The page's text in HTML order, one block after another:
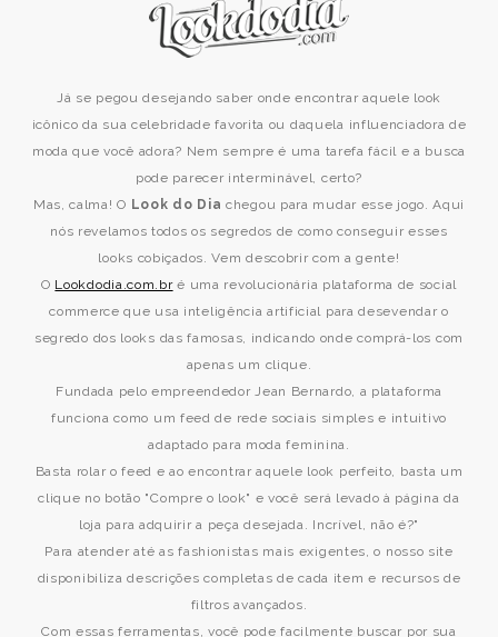
Já se pegou desejando saber onde encontrar aquele look
icônico da sua celebridade favorita ou daquela influenciadora de
moda que você adora? Nem sempre é uma tarefa fácil e a busca
pode parecer interminável, certo?
Mas, calma! O Look do Dia chegou para mudar esse jogo. Aqui
nós revelamos todos os segredos de como conseguir esses
looks cobiçados. Vem descobrir com a gente!
O Lookdodia.com.bré uma revolucionária plataforma de social
commerce que usa inteligência artificial para desevendar o
segredo dos looks das famosas, indicando onde comprá-los com
apenas um clique.
Fundada pelo empreendedor Jean Bernardo, a plataforma
funciona como um feed de rede sociais simples e intuitivo
adaptado para moda feminina.
Basta rolar o feed e ao encontrar aquele look perfeito, basta um
clique no botão "Compre o look" e você será levado à página da
loja para adquirir a peça desejada. Incrível, não é?"
Para atender até as fashionistas mais exigentes, o nosso site
disponibiliza descrições completas de cada item e recursos de
filtros avançados.
Com essas ferramentas, você pode facilmente buscar por sua